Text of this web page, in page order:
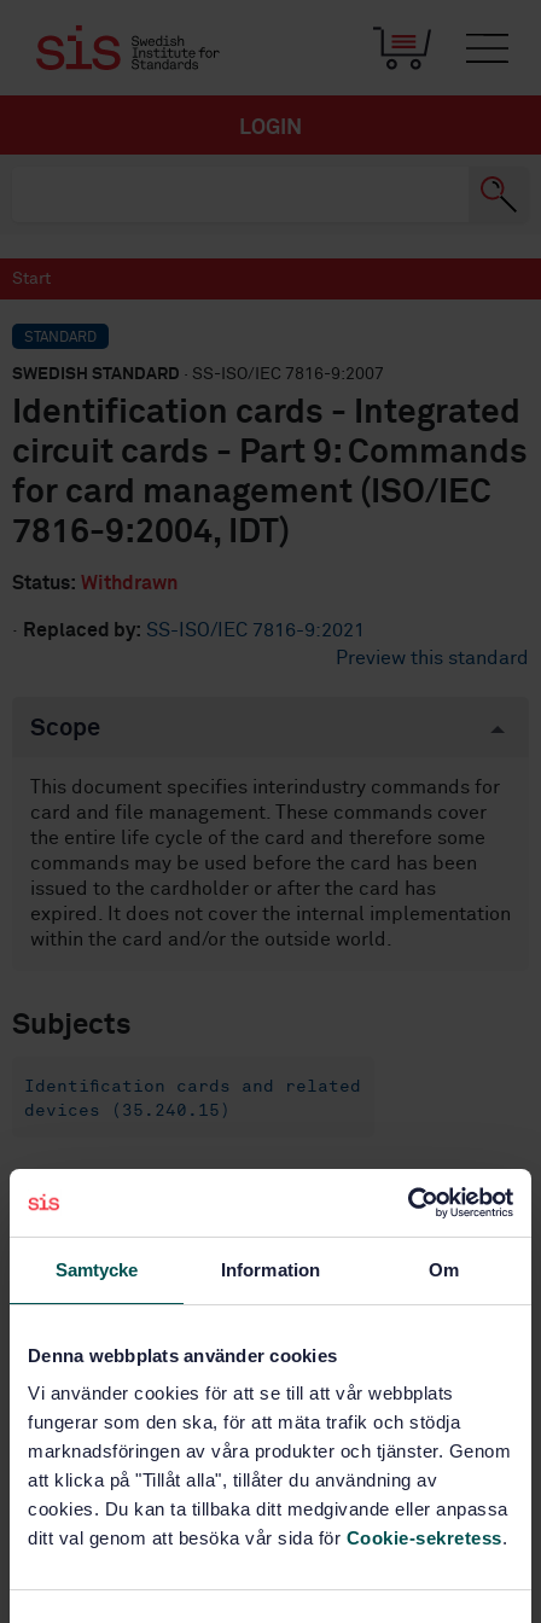
Samtycke Information Om
Denna webbplats använder cookies
Vi använder cookies för att se till att vår webbplats
fungerar som den ska, för att mäta trafik och stödja
marknadsföringen av våra produkter och tjänster. Genom
att klicka på "Tillåt alla", tillåter du användning av
cookies. Du kan ta tillbaka ditt medgivande eller anpassa
ditt val genom att besöka vår sida för Cookie-sekretess.
LOGIN
Start
STANDARD
SWEDISH STANDARD · SS-ISO/IEC 7816-9:2007
Identification cards - Integrated
circuit cards - Part 9: Commands
for card management (ISO/IEC
7816-9:2004, IDT)
Status: Withdrawn
· Replaced by: SS-ISO/IEC 7816-9:2021
Preview this standard
Scope
This document specifies interindustry commands for
card and file management. These commands cover
the entire life cycle of the card and therefore some
commands may be used before the card has been
issued to the cardholder or after the card has
expired. It does not cover the internal implementation
within the card and/or the outside world.
Subjects
Identification cards and related
devices (35.240.15)
Buy this standard
STANDARD
Commands for card management (ISO/IEC 7816-
Subscribe on standards - Read more
Price:
Add to cart